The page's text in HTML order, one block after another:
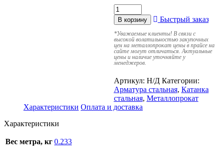
В корзину Быстрый заказ
*Уважаемые клиенты! В связи с
высокой волатильностью закупочных
цен на металлопрокат цены в прайсе на
сайте могут отличаться. Актуальные
цены и наличие уточняйте у
менеджеров.
Артикул: Н/Д Категории:
Арматура стальная, Катанка
стальная, Металлопрокат
Характеристики Оплата и доставка
Характеристики
Вес метра, кг 0.233